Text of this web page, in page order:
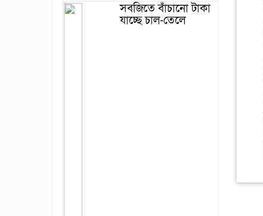
সবজিতে বাঁচানো টাকা
যাচ্ছে চাল-তেলে